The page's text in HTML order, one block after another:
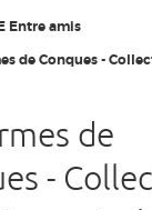
Entre amis
de Conques -
de
-